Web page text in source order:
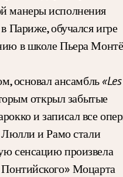
манеры исполнения
Париже, обучался игре
в школе Пьера Монтё
основал ансамбль«Les
открыл забытые
и записал все
Люлли и Рамо стали
сенсацию произвела
Моцарта